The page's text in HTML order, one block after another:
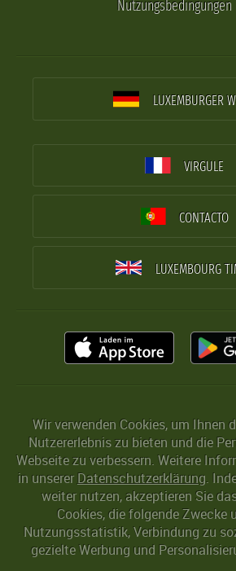
Nutzungsbedingungen
LUXEMBURGER
VIRGULE
CONTACTO
LUXEMBOURG
Wir verwenden Cookies, um Ihnen
Nutzererlebnis zu bieten und die
Webseite zu verbessern. Weitere
in unserer Datenschutzerklärung.
weiter nutzen, akzeptieren Sie
Cookies, die folgende Zwecke
Nutzungsstatistik, Verbindung zu
gezielte Werbung und